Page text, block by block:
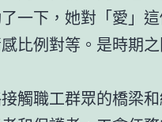
一下，她對「愛」
比例對等。是時期
觸職工群眾的橋梁和